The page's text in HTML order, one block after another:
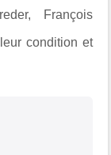
François
condition et